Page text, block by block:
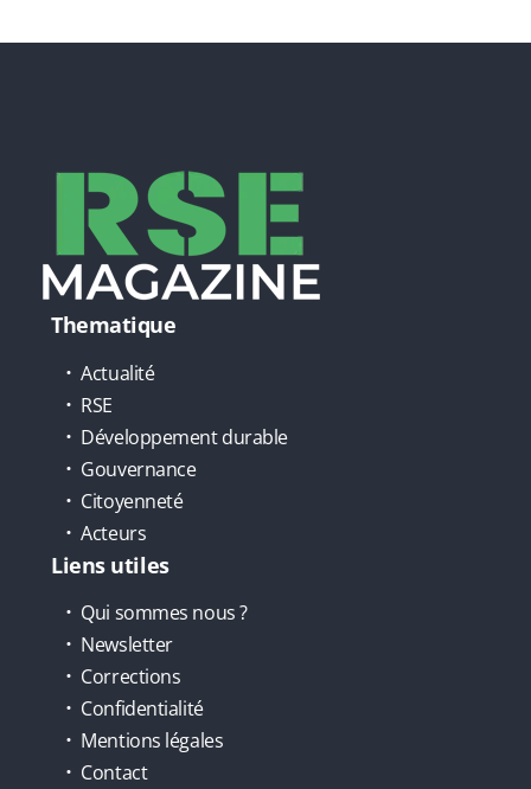
Thematique
Actualité
RSE
Développement durable
Gouvernance
Citoyenneté
Acteurs
Liens utiles
Qui sommes nous ?
Newsletter
Corrections
Confidentialité
Mentions légales
Contact